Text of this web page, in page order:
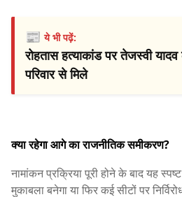
📰ये भी पढ़ें:
रोहतास हत्याकांड पर तेजस्वी
परिवार से मिले
क्या रहेगा आगे का राजनीतिक समीकरण?
नामांकन प्रक्रिया पूरी होने के बाद यह
मुकाबला बनेगा या फिर कई सीटों पर